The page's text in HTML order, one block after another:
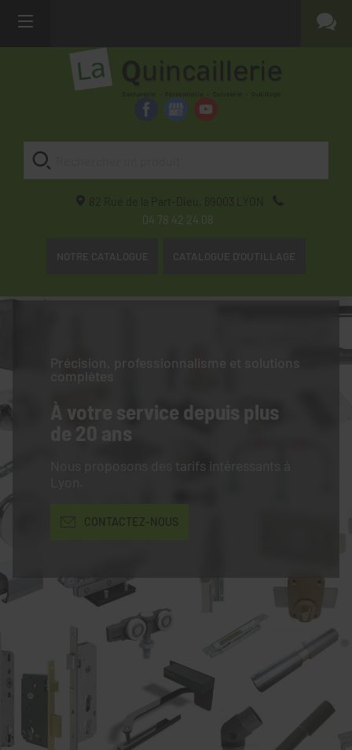
82 Rue de la Part-Dieu, 69003
LYON
04 78 42 24 08
NOTRE CATALOGUE CATALOGUE D'OUTILLAGE
Précision, professionnalisme et solutions
complètes
À votre service depuis plus
de 20 ans
Nous proposons des tarifs intéressants à
CONTACTEZ-NOUS